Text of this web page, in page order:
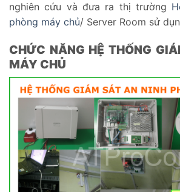
nghiên cứu và đưa ra thị trường
phòng máy chủ/ Server Room sử
CHỨC NĂNG HỆ THỐNG
MÁY CHỦ